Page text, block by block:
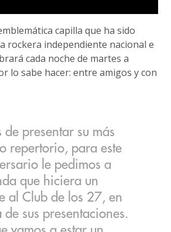
capilla que ha sido
rockera independiente nacional e
cada noche de martes a
lo sabe hacer: entre amigos y con
de presentar su más
repertorio, para este
le pedimos a
que hiciera un
al Club de los 27, en
de sus presentaciones.